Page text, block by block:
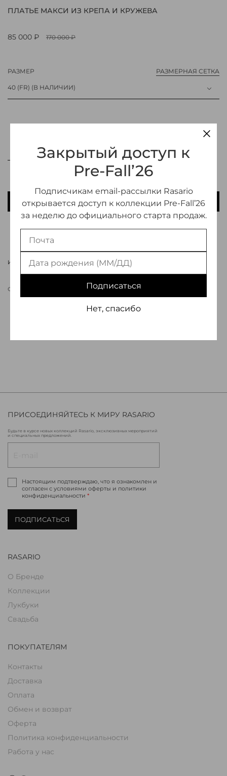
ПЛАТЬЕ МАКСИ ИЗ КРЕПА И КРУЖЕВА
85 000 ₽ 170 000 ₽
РАЗМЕР РАЗМЕРНАЯ СЕТКА
40 (FR) (В НАЛИЧИИ)
В КОРЗИНУ
ДОБАВИТЬ В ИЗБРАННОЕ
ИНФОРМАЦИЯ О ТОВАРЕ
СВЯЗАТЬСЯ С МЕНЕДЖЕРОМ
RASARIO
О Бренде
Коллекции
Лукбуки
Свадьба
ПОКУПАТЕЛЯМ
Контакты
Доставка
Оплата
Обмен и возврат
Оферта
Политика конфиденциальности
Работа у нас
ПРИСОЕДИНЯЙТЕСЬ К МИРУ RASARIO
Будьте в курсе новых коллекций Rasario, эксклюзивных мероприятий
и специальных предложений.
Настоящим подтверждаю, что я ознакомлен и
согласен с условиями оферты и политики
конфиденциальности *
ПОДПИСАТЬСЯ
Закрытый доступ к
Pre-Fall’26
Подписчикам email-рассылки Rasario
открывается доступ к коллекции Pre-Fall’26
за неделю до официального старта продаж.
Подписаться
Нет, спасибо